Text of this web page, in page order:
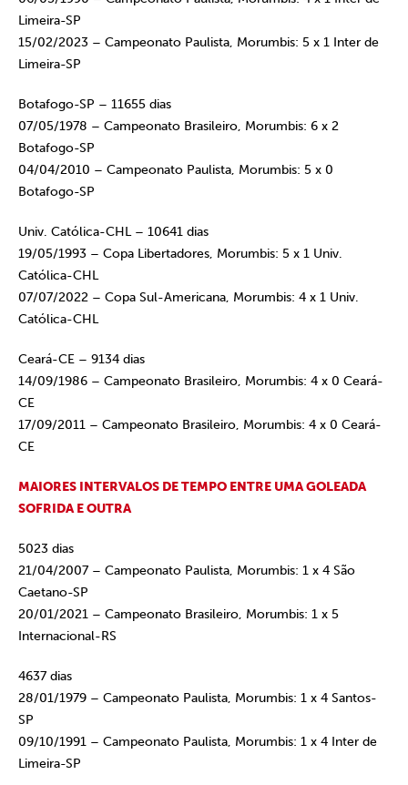
Limeira-SP
15/02/2023 – Campeonato Paulista, Morumbis: 5 x 1 Inter de
Limeira-SP
Botafogo-SP – 11655 dias
07/05/1978 – Campeonato Brasileiro, Morumbis: 6 x 2
Botafogo-SP
04/04/2010 – Campeonato Paulista, Morumbis: 5 x 0
Botafogo-SP
Univ. Católica-CHL – 10641 dias
19/05/1993 – Copa Libertadores, Morumbis: 5 x 1 Univ.
Católica-CHL
07/07/2022 – Copa Sul-Americana, Morumbis: 4 x 1 Univ.
Católica-CHL
Ceará-CE – 9134 dias
14/09/1986 – Campeonato Brasileiro, Morumbis: 4 x 0 Ceará-
CE
17/09/2011 – Campeonato Brasileiro, Morumbis: 4 x 0 Ceará-
CE
MAIORES INTERVALOS DE TEMPO ENTRE UMA GOLEADA
SOFRIDA E OUTRA
5023 dias
21/04/2007 – Campeonato Paulista, Morumbis: 1 x 4 São
Caetano-SP
20/01/2021 – Campeonato Brasileiro, Morumbis: 1 x 5
Internacional-RS
4637 dias
28/01/1979 – Campeonato Paulista, Morumbis: 1 x 4 Santos-
SP
09/10/1991 – Campeonato Paulista, Morumbis: 1 x 4 Inter de
Limeira-SP